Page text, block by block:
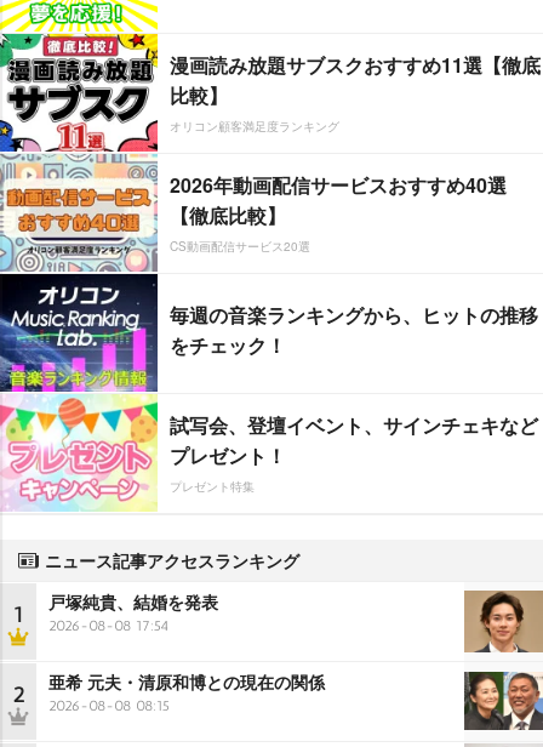
漫画読み放題サブスクおすすめ11選【徹底
比較】
オリコン顧客満足度ランキング
2026年動画配信サービスおすすめ40選
【徹底比較】
CS動画配信サービス20選
毎週の音楽ランキングから、ヒットの推移
をチェック！
試写会、登壇イベント、サインチェキなど
プレゼント！
プレゼント特集
ニュース記事アクセスランキング
1 戸塚純貴、結婚を発表
2026-08-08 17:54
2 亜希 元夫・清原和博との現在の関係
2026-08-08 08:15